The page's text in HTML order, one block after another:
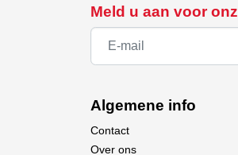
Werken met hout,
De Perma-Grit Contour
Meld u aan voor
Algemene info
Contact
Over ons